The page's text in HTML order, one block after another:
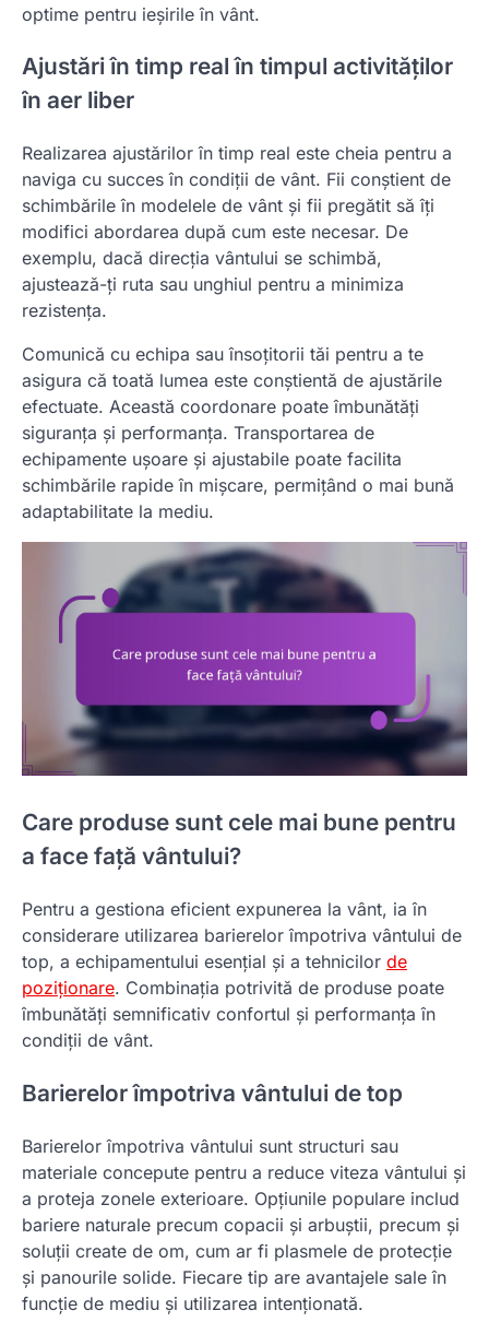
optime pentru ieșirile în vânt.
Ajustări în timp real în timpul activităților
în aer liber
Realizarea ajustărilor în timp real este cheia pentru a
naviga cu succes în condiții de vânt. Fii conștient de
schimbările în modelele de vânt și fii pregătit să îți
modifici abordarea după cum este necesar. De
exemplu, dacă direcția vântului se schimbă,
ajustează-ți ruta sau unghiul pentru a minimiza
rezistența.
Comunică cu echipa sau însoțitorii tăi pentru a te
asigura că toată lumea este conștientă de ajustările
efectuate. Această coordonare poate îmbunătăți
siguranța și performanța. Transportarea de
echipamente ușoare și ajustabile poate facilita
schimbările rapide în mișcare, permițând o mai bună
adaptabilitate la mediu.
Care produse sunt cele mai bune pentru
a face față vântului?
Pentru a gestiona eficient expunerea la vânt, ia în
considerare utilizarea barierelor împotriva vântului de
top, a echipamentului esențial și a tehnicilor de
poziționare. Combinația potrivită de produse poate
îmbunătăți semnificativ confortul și performanța în
condiții de vânt.
Barierelor împotriva vântului de top
Barierelor împotriva vântului sunt structuri sau
materiale concepute pentru a reduce viteza vântului și
a proteja zonele exterioare. Opțiunile populare includ
bariere naturale precum copacii și arbuștii, precum și
soluții create de om, cum ar fi plasmele de protecție
și panourile solide. Fiecare tip are avantajele sale în
funcție de mediu și utilizarea intenționată.